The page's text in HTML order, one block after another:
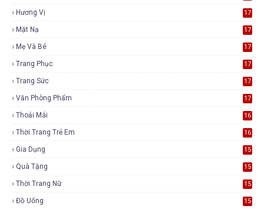
Hương Vị 17
Mặt Nạ 17
Mẹ Và Bé 17
Trang Phục 17
Trang Sức 17
Văn Phòng Phẩm 17
Thoải Mái 16
Thời Trang Trẻ Em 16
Gia Dụng 15
Quà Tặng 15
Thời Trang Nữ 15
Đồ Uống 15